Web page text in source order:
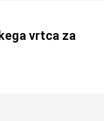
vrtca za